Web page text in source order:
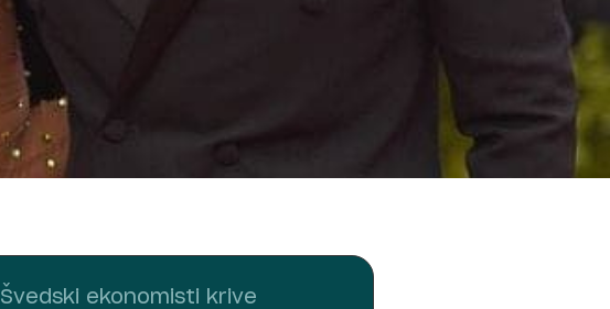
Švedski ekonomisti krive